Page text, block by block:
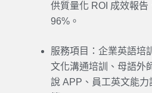
供質量化 ROI 成效報
96%。
服務項目：企業英語培
文化溝通培訓、母語外
說 APP、員工英文能